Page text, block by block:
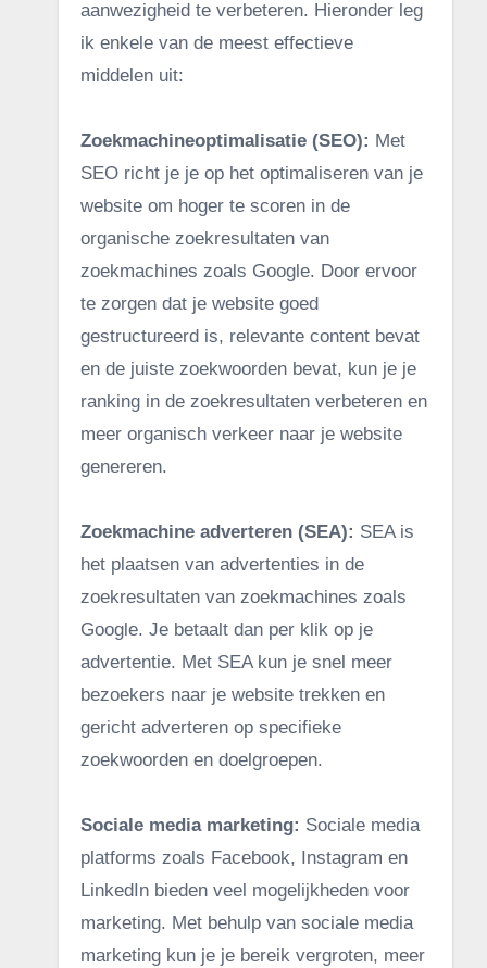
aanwezigheid te verbeteren. Hieronder leg
ik enkele van de meest effectieve
middelen uit:
Zoekmachineoptimalisatie (SEO): Met
SEO richt je je op het optimaliseren van je
website om hoger te scoren in de
organische zoekresultaten van
zoekmachines zoals Google. Door ervoor
te zorgen dat je website goed
gestructureerd is, relevante content bevat
en de juiste zoekwoorden bevat, kun je je
ranking in de zoekresultaten verbeteren en
meer organisch verkeer naar je website
genereren.
Zoekmachine adverteren (SEA): SEA is
het plaatsen van advertenties in de
zoekresultaten van zoekmachines zoals
Google. Je betaalt dan per klik op je
advertentie. Met SEA kun je snel meer
bezoekers naar je website trekken en
gericht adverteren op specifieke
zoekwoorden en doelgroepen.
Sociale media marketing: Sociale media
platforms zoals Facebook, Instagram en
LinkedIn bieden veel mogelijkheden voor
marketing. Met behulp van sociale media
marketing kun je je bereik vergroten, meer